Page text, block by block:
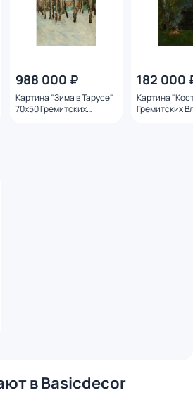
988 000 ₽
Картина "Зима в Тарусе"
70х50 Гремитских
182 000
Картина
Гремитских
в Basicdecor